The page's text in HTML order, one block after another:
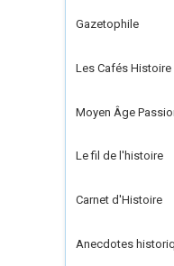
Gazetophile
Les Cafés
Moyen Âge
Le fil de l'histoire
Carnet d'Histoire
Anecdotes